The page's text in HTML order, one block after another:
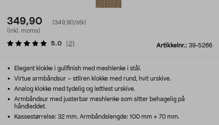
349,90
(349,90/stk)
(inkl. moms)
Artikkelnr.: 39-5266
5.0 ( 2)
Elegant klokke i gullfinish med meshlenke i stål.
Virtue armbåndsur – stilren klokke med rund, hvit urskive.
Analog klokke med tydelig og lettlest urskive.
Armbåndsur med justerbar meshlenke som sitter behagelig på
håndleddet.
Kassestørrelse: 32 mm. Armbåndslengde: 100 mm + 70 mm.